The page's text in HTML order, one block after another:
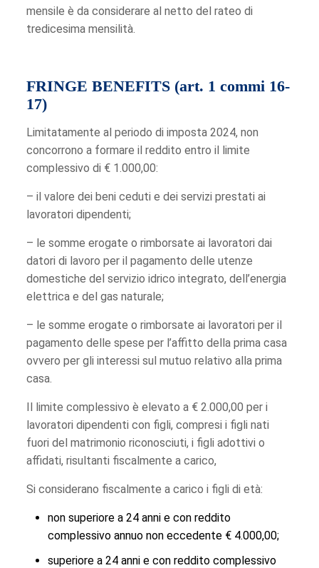
mensile è da considerare al netto del rateo di
tredicesima mensilità.
FRINGE BENEFITS (art. 1 commi 16-
17)
Limitatamente al periodo di imposta 2024, non
concorrono a formare il reddito entro il limite
complessivo di € 1.000,00:
– il valore dei beni ceduti e dei servizi prestati ai
lavoratori dipendenti;
– le somme erogate o rimborsate ai lavoratori dai
datori di lavoro per il pagamento delle utenze
domestiche del servizio idrico integrato, dell’energia
elettrica e del gas naturale;
– le somme erogate o rimborsate ai lavoratori per il
pagamento delle spese per l’affitto della prima casa
ovvero per gli interessi sul mutuo relativo alla prima
casa.
Il limite complessivo è elevato a € 2.000,00 per i
lavoratori dipendenti con figli, compresi i figli nati
fuori del matrimonio riconosciuti, i figli adottivi o
affidati, risultanti fiscalmente a carico,
Si considerano fiscalmente a carico i figli di età:
non superiore a 24 anni e con reddito
complessivo annuo non eccedente € 4.000,00;
superiore a 24 anni e con reddito complessivo